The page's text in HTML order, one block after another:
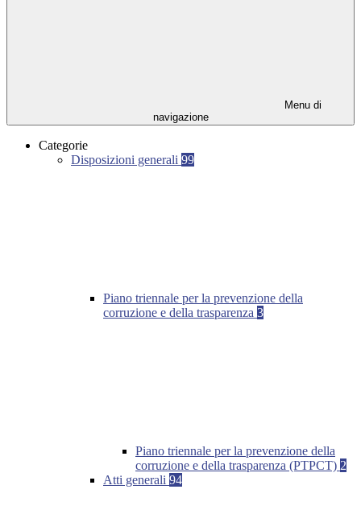
Menu di
navigazione
Categorie
Disposizioni generali 99
Piano triennale per la prevenzione della
corruzione e della trasparenza 3
Piano triennale per la prevenzione della
corruzione e della trasparenza (PTPCT) 2
Atti generali 94